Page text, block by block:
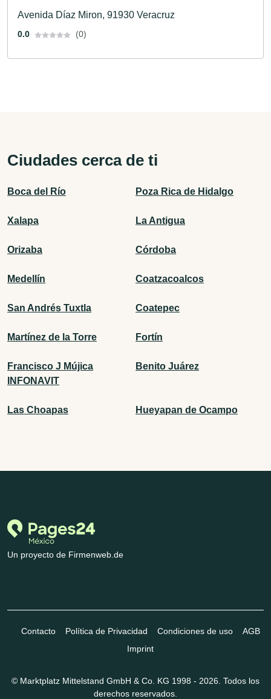
Avenida Díaz Miron, 91930 Veracruz
0.0 (0)
Ciudades cerca de ti
Boca del Río Poza Rica de Hidalgo
Xalapa La Antigua
Orizaba Córdoba
Medellín Coatzacoalcos
San Andrés Tuxtla Coatepec
Martínez de la Torre Fortín
Francisco J Mújica
INFONAVIT
Benito Juárez
Las Choapas Hueyapan de Ocampo
Un proyecto de Firmenweb.de
Contacto Política de Privacidad Condiciones de uso
AGB
Imprint
© Marktplatz Mittelstand GmbH & Co. KG 1998 - 2026. Todos los
derechos reservados.